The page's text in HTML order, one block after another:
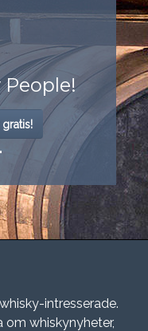
intresserade.
om whiskynyheter,